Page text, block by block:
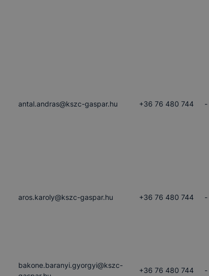
antal.andras​@kszc-gaspar.hu +36 76 480 744 -
aros.karoly​@kszc-gaspar.hu +36 76 480 744 -
bakone.baranyi.gyorgyi​@kszc-
+36 76 480 744 -